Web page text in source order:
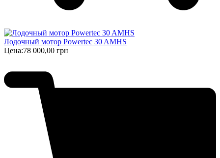
Лодочный мотор Powertec 30 AMHS
Цена:78 000,00 грн